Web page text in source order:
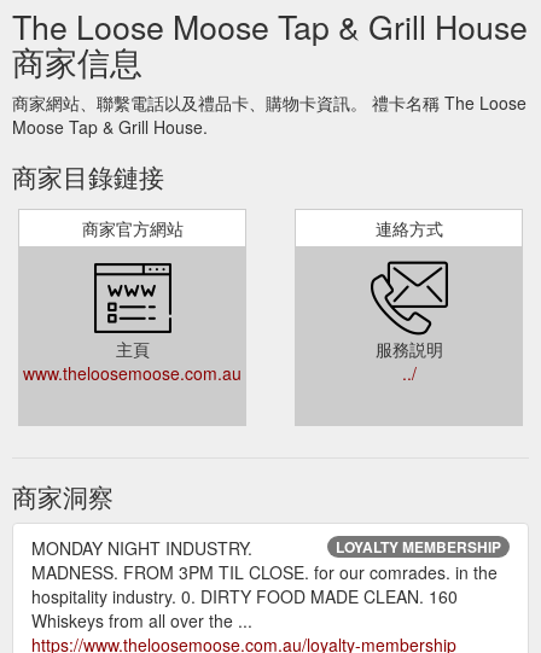
The Loose Moose Tap & Grill House
商家信息
商家網站、聯繫電話以及禮品卡、購物卡資訊。 禮卡名稱 The Loose
Moose Tap & Grill House.
商家目錄鏈接
商家官方網站
主頁
www.theloosemoose.com.au
連絡方式
服務説明
../
商家洞察
LOYALTY MEMBERSHIP
MONDAY NIGHT INDUSTRY.
MADNESS. FROM 3PM TIL CLOSE. for our comrades. in the
hospitality industry. 0. DIRTY FOOD MADE CLEAN. 160
Whiskeys from all over the ...
https://www.theloosemoose.com.au/loyalty-membership